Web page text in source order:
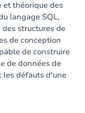
et théorique des
langage SQL,
structures de
de conception
de construire
de données de
les défauts d'une